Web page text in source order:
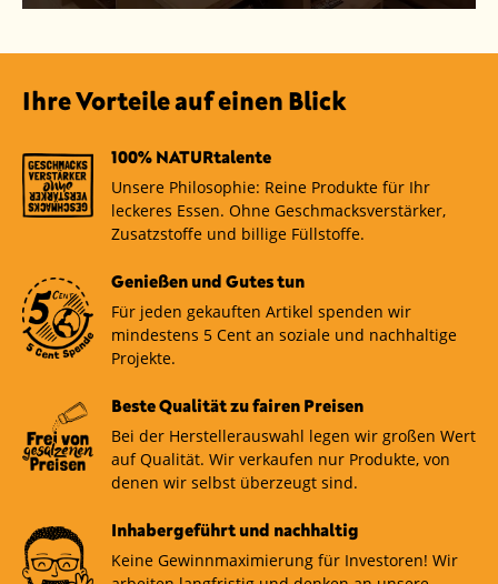
Ihre Vorteile auf einen Blick
100% NATURtalente
Unsere Philosophie: Reine Produkte für Ihr
leckeres Essen. Ohne Geschmacksverstärker,
Zusatzstoffe und billige Füllstoffe.
Genießen und Gutes tun
Für jeden gekauften Artikel spenden wir
mindestens 5 Cent an soziale und nachhaltige
Projekte.
Beste Qualität zu fairen Preisen
Bei der Herstellerauswahl legen wir großen Wert
auf Qualität. Wir verkaufen nur Produkte, von
denen wir selbst überzeugt sind.
Inhabergeführt und nachhaltig
Keine Gewinnmaximierung für Investoren! Wir